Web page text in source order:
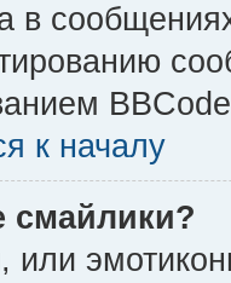
в
к началу
смайлики?
или